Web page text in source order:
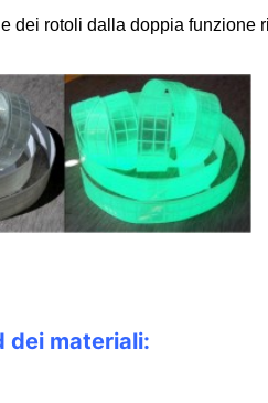
dei rotoli dalla doppia funzione
dei materiali: